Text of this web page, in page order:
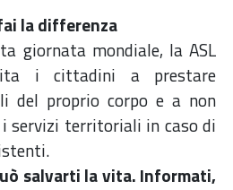
la differenza
giornata mondiale, la ASL
i cittadini a prestare
del proprio corpo e a non
servizi territoriali in caso di
salvarti la vita. Informati,